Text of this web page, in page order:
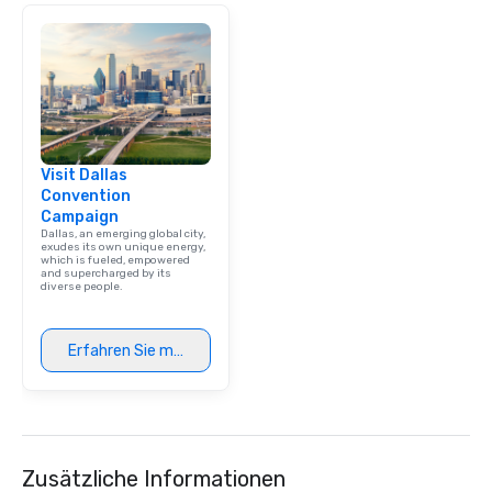
Visit Dallas
Convention
Campaign
Dallas, an emerging global city,
exudes its own unique energy,
which is fueled, empowered
and supercharged by its
diverse people.
Erfahren Sie mehr
Zusätzliche Informationen